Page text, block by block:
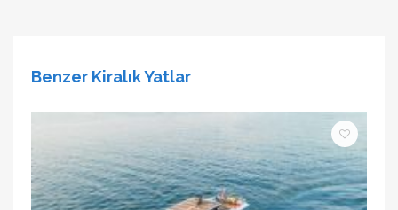
Benzer Kiralık Yatlar